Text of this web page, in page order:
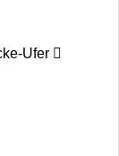
Ufer 